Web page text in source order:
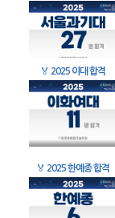
🏅 2025 이대 합격
🏅 2025 한예종 합격